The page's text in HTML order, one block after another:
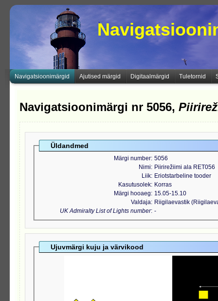
Navigatsioonimärgid Ajutised märgid Digitaalmärgid Tuletornid
Navigatsioonimärgi nr 5056,
Üldandmed
Märgi number 5056
Nimi
Piirirežiimi ala RET056
Liik
Eriotstarbeline tooder
Kasutusolek
Korras
Märgi hooaeg
15.05-15.10
Valdaja
Riigilaevastik
UK Admiralty List of Lights number -
Ujuvmärgi kuju ja värvikood